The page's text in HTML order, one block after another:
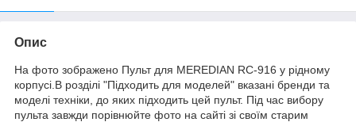
Опис
На фото зображено Пульт для MEREDIAN RC-916 у рідному
корпусі.В розділі "Підходить для моделей" вказані бренди та
моделі техніки, до яких підходить цей пульт. Під час вибору
пульта завжди порівнюйте фото на сайті зі своїм старим